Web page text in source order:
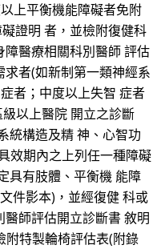
上平衡機能障礙者免附
證明 者，並檢附復健科
障醫療相關科別醫師 評估
者(如新制第一類神經系
者；中度以上失智 症者
以上醫院 開立之診斷
統構造及精 神、心智功
效期內之上列任一種障礙
具有肢體、平衡機 能障
件影本)，並經復健 科或
師評估開立診斷書 敘明
附特製輪椅評估表(附錄